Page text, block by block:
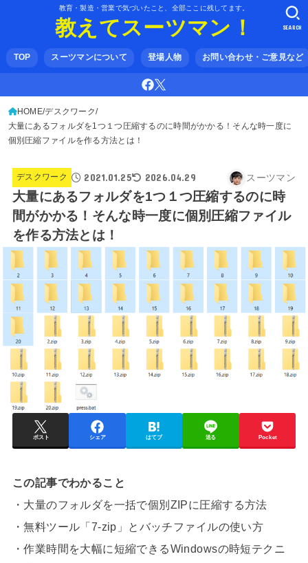
教育・製造・営業で気づいたこと、全部ここに残してます。
教えてスーツマン！
TOP スーツマンについて 登場人物 お問い合わせ・ご意見など
SEARCH
HOME デスクワーク
大量にあるフォルダを1つ１つ圧縮するのに時間がかかる！そんな時一度に
個別圧縮ファイルを作る方法とは！
デスクワーク 2021.01.25 2026.04.29 スーツマン
大量にあるフォルダを1つ１つ圧縮するのに時
間がかかる！そんな時一度に個別圧縮ファイル
を作る方法とは！
ポスト シェア はてブ 送る Pocket
この記事でわかること
・大量のフォルダを一括で個別ZIPに圧縮する方法
・無料ツール「7-zip」とバッチファイルの使い方
・作業時間を大幅に短縮できるWindowsの時短テクニ